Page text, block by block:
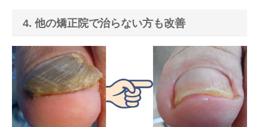
4. 他の矯正院で治らない方も改善